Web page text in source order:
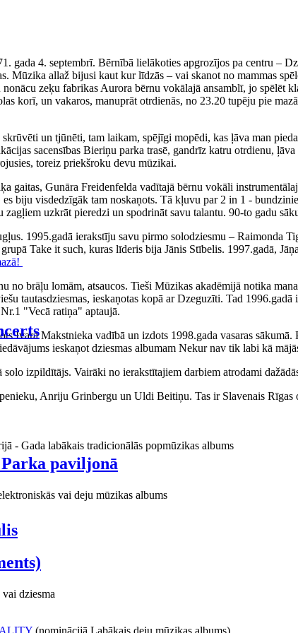
paviljonā
gada 4. septembrī. Bērnībā lielākoties apgrozījos pa centru –
Mūzika allaž bijusi kaut kur līdzās – vai skanot no mammas
zeķu fabrikas Aurora bērnu vokālajā ansamblī, jo spēlēt
korī, un vakaros, manuprāt otrdienās, no 23.20 tupēju pie
un tjūnēti, tam laikam, spējīgi mopēdi, kas ļāva man
sacensības Bieriņu parka trasē, gandrīz katru otrdienu,
toreiz priekšroku devu mūzikai.
gaitas, Gunāra Freidenfelda vadītajā bērnu vokāli
biju visdedzīgāk tam noskaņots. Tā kļuvu par 2 in 1 -
uzkrāt pieredzi un spodrināt savu talantu. 90-to gadu
1995.gadā ierakstīju savu pirmo solodziesmu – Raimonda
Take it such, kuras līderis bija Jānis Stībelis. 1997.gadā,
brāļu lomām, atsaucos. Tieši Mūzikas akadēmijā notika
tautasdziesmas, ieskaņotas kopā ar Dzeguzīti. Tad
"Vecā ratiņa" aptaujā.
Ivara Makstnieka vadībā un izdots 1998.gada vasaras
ieskaņot dziesmas albumam Nekur nav tik labi kā
izpildītājs. Vairāki no ierakstītajiem darbiem atrodami
Anriju Grinbergu un Uldi Beitiņu. Tas ir Slavenais Rīgas
- Gada labākais tradicionālās popmūzikas albums
vai deju mūzikas albums
dziesma
(nominācijā Labākais deju mūzikas albums)